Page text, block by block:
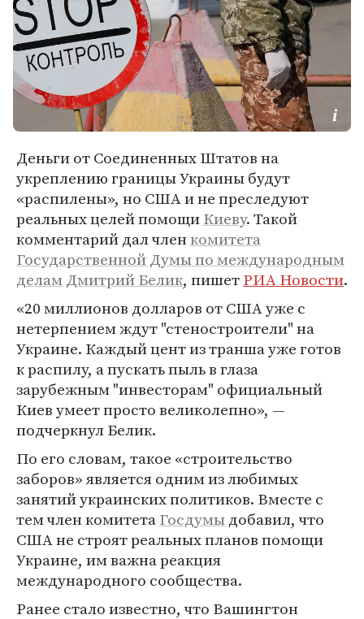
Деньги от Соединенных Штатов на
укреплению границы Украины будут
«распилены», но США и не преследуют
реальных целей помощиКиеву. Такой
комментарий дал членкомитета
Государственной Думы по международным
деламДмитрий Белик, пишетРИА Новости.
«20 миллионов долларов от США уже с
нетерпением ждут "стеностроители" на
Украине. Каждый цент из транша уже готов
к распилу, а пускать пыль в глаза
зарубежным "инвесторам" официальный
Киев умеет просто великолепно», —
подчеркнул Белик.
По его словам, такое «строительство
заборов» является одним из любимых
занятий украинских политиков. Вместе с
тем член комитетаГосдумыдобавил, что
США не строят реальных планов помощи
Украине, им важна реакция
международного сообщества.
Ранее стало известно, что Вашингтон